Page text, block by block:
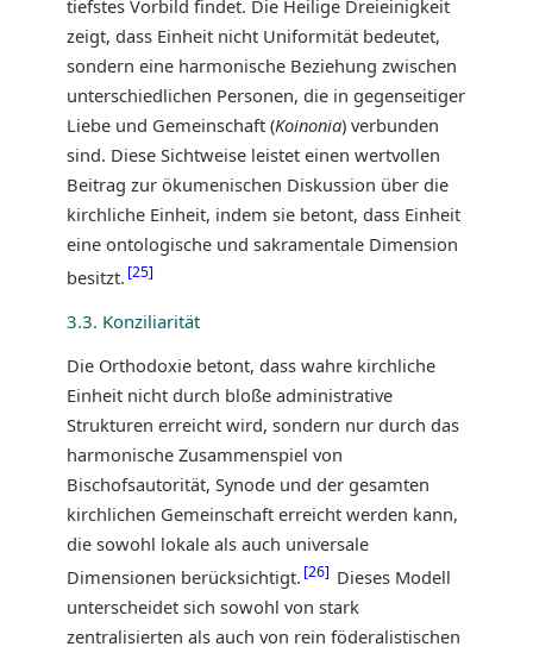
tiefstes Vorbild findet. Die Heilige Dreieinigkeit
zeigt, dass Einheit nicht Uniformität bedeutet,
sondern eine harmonische Beziehung zwischen
unterschiedlichen Personen, die in gegenseitiger
Liebe und Gemeinschaft (Koinonia) verbunden
sind. Diese Sichtweise leistet einen wertvollen
Beitrag zur ökumenischen Diskussion über die
kirchliche Einheit, indem sie betont, dass Einheit
eine ontologische und sakramentale Dimension
besitzt. 25
3.3. Konziliarität
Die Orthodoxie betont, dass wahre kirchliche
Einheit nicht durch bloße administrative
Strukturen erreicht wird, sondern nur durch das
harmonische Zusammenspiel von
Bischofsautorität, Synode und der gesamten
kirchlichen Gemeinschaft erreicht werden kann,
die sowohl lokale als auch universale
Dimensionen berücksichtigt. 26
Dieses Modell
unterscheidet sich sowohl von stark
zentralisierten als auch von rein föderalistischen